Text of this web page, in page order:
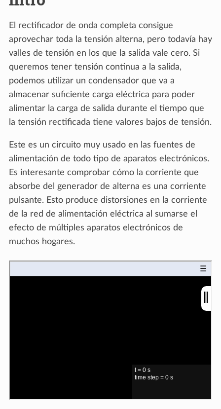
El rectificador de onda completa consigue
aprovechar toda la tensión alterna, pero todavía hay
valles de tensión en los que la salida vale cero. Si
queremos tener tensión continua a la salida,
podemos utilizar un condensador que va a
almacenar suficiente carga eléctrica para poder
alimentar la carga de salida durante el tiempo que
la tensión rectificada tiene valores bajos de tensión.
Este es un circuito muy usado en las fuentes de
alimentación de todo tipo de aparatos electrónicos.
Es interesante comprobar cómo la corriente que
absorbe del generador de alterna es una corriente
pulsante. Esto produce distorsiones en la corriente
de la red de alimentación eléctrica al sumarse el
efecto de múltiples aparatos electrónicos de
muchos hogares.